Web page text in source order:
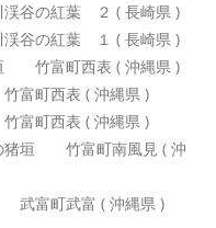
渓谷の紅葉 ２ ( 長崎県 )
渓谷の紅葉 １ ( 長崎県 )
竹富町西表 ( 沖縄県 )
町西表 ( 沖縄県 )
町西表 ( 沖縄県 )
猪垣 竹富町南風見 ( 沖
町武富 ( 沖縄県 )